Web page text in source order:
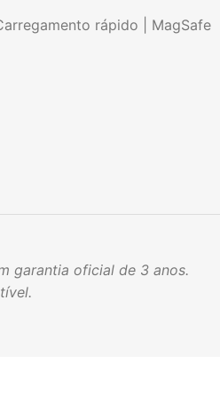
rápido | MagSafe
garantia oficial de 3 anos.